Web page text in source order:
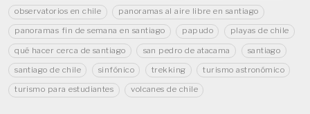
observatorios en chile panoramas al aire libre en santiago
panoramas fin de semana en santiago papudo playas de chile
qué hacer cerca de santiago san pedro de atacama santiago
santiago de chile sinfónico trekking turismo astronómico
turismo para estudiantes volcanes de chile